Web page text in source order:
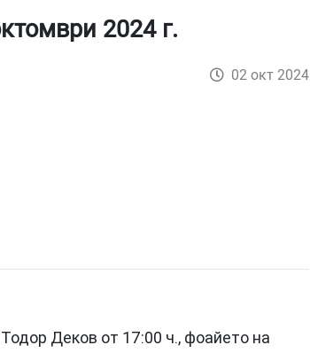
2024 г.
02 окт 2024
Деков от 17:00 ч., фоайето на